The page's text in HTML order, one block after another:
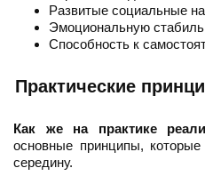
Развитые социальные
Эмоциональную
Способность к
Практические
Как же на практике
основные принципы,
середину.